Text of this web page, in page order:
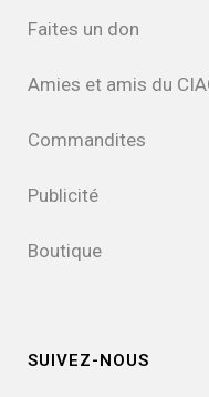
Faites un don
Amies et amis du
Commandites
Publicité
Boutique
SUIVEZ-NOUS